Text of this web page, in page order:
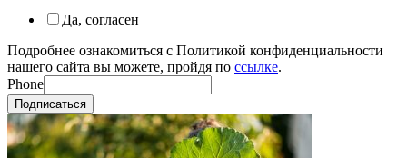
Да, согласен
Подробнее ознакомиться с Политикой конфиденциальности
нашего сайта вы можете, пройдя по ссылке.
Phone
Подписаться